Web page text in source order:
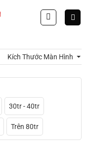
Kích Thước Màn Hình
30tr - 40tr
Trên 80tr